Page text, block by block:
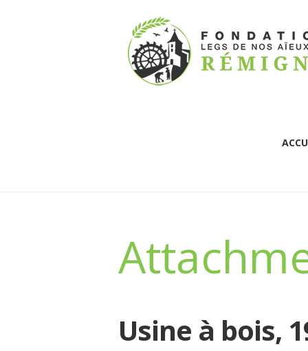
Usine à bois,